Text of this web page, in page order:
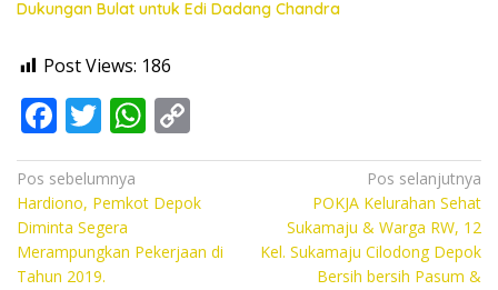
Dukungan Bulat untuk Edi Dadang Chandra
Post Views: 186
F
ac
e
b
o
T
w
itt
er
W
h
at
s
A
o
p
y
Li
Navigasi
pos
Pos sebelumnya
Hardiono, Pemkot Depok
Diminta Segera
Merampungkan Pekerjaan di
Tahun 2019.
Pos selanjutnya
POKJA Kelurahan Sehat
Sukamaju & Warga RW, 12
Kel. Sukamaju Cilodong Depok
Bersih bersih Pasum &